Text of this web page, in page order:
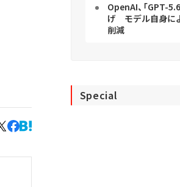
OpenAI、「GPT-
げ モデル自身に
削減
Special